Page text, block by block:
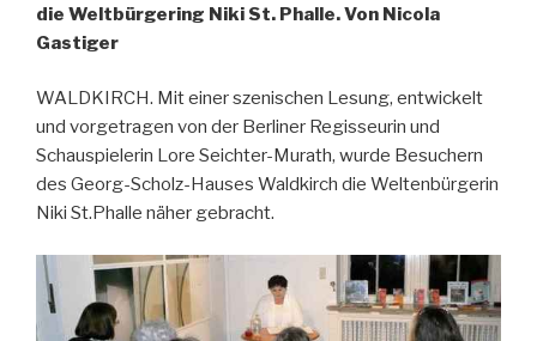
die Weltbürgering Niki St. Phalle. Von Nicola
Gastiger
WALDKIRCH. Mit einer szenischen Lesung, entwickelt
und vorgetragen von der Berliner Regisseurin und
Schauspielerin Lore Seichter-Murath, wurde Besuchern
des Georg-Scholz-Hauses Waldkirch die Weltenbürgerin
Niki St.Phalle näher gebracht.